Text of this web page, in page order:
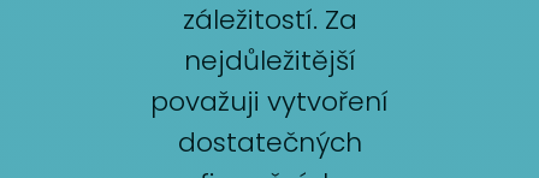
záležitostí. Za
nejdůležitější
považuji vytvoření
dostatečných